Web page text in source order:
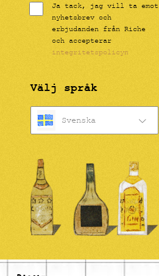
Ja tack, jag vill ta emot
nyhetsbrev och
erbjudanden från Riche
och accepterar
integritetspolicyn
Välj språk
Svenska